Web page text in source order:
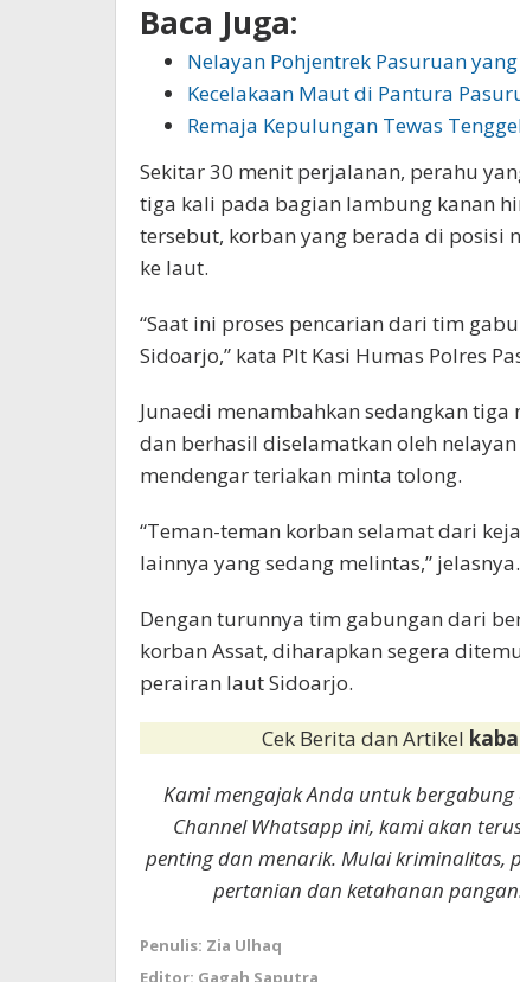
Baca Juga:
Nelayan Pohjentrek Pasuruan
Kecelakaan Maut di Pantura
Remaja Kepulungan Tewas
Sekitar 30 menit perjalanan, perahu
tiga kali pada bagian lambung kanan
tersebut, korban yang berada di posisi
ke laut.
“Saat ini proses pencarian dari tim
Sidoarjo,” kata Plt Kasi Humas Polres
Junaedi menambahkan sedangkan
dan berhasil diselamatkan oleh
mendengar teriakan minta tolong.
“Teman-teman korban selamat dari
lainnya yang sedang melintas,” jelasnya.
Dengan turunnya tim gabungan dari
korban Assat, diharapkan segera
perairan laut Sidoarjo.
Cek Berita dan Artikel
Kami mengajak Anda untuk
Channel Whatsapp ini, kami akan
penting dan menarik. Mulai kriminalitas,
pertanian dan ketahanan
Penulis: Zia Ulhaq
Editor: Gagah Saputra